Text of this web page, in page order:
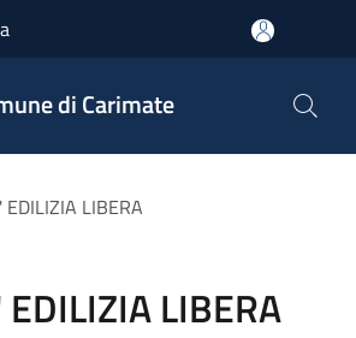
di Carimate
EDILIZIA LIBERA
LIBERA